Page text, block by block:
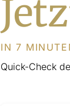
IN 7
Quick-Check